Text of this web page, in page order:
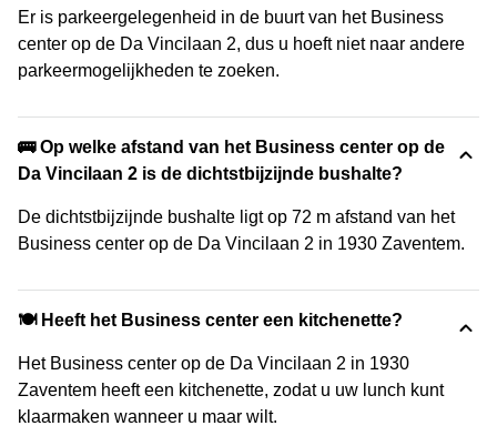
Er is parkeergelegenheid in de buurt van het Business
center op de Da Vincilaan 2, dus u hoeft niet naar andere
parkeermogelijkheden te zoeken.
🚌 Op welke afstand van het Business center op de
Da Vincilaan 2 is de dichtstbijzijnde bushalte?
De dichtstbijzijnde bushalte ligt op 72 m afstand van het
Business center op de Da Vincilaan 2 in 1930 Zaventem.
🍽️ Heeft het Business center een kitchenette?
Het Business center op de Da Vincilaan 2 in 1930
Zaventem heeft een kitchenette, zodat u uw lunch kunt
klaarmaken wanneer u maar wilt.